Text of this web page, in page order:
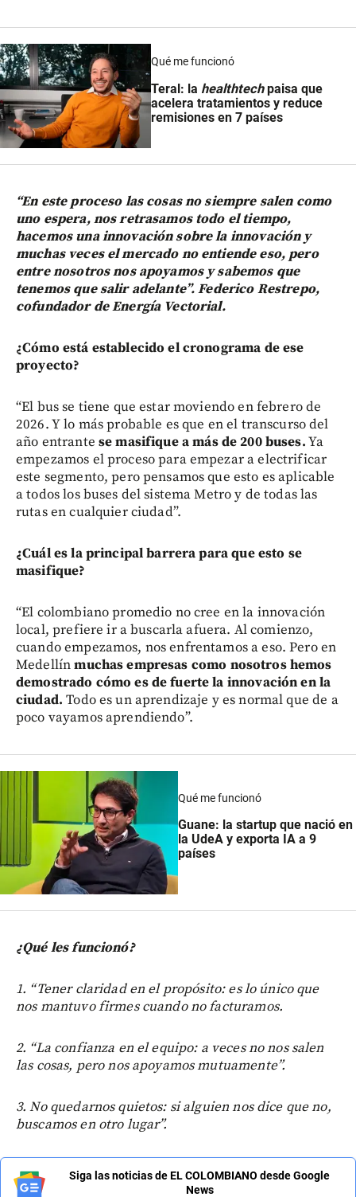
Qué me funcionó
Teral: la healthtechpaisa que
acelera tratamientos y reduce
remisiones en 7 países
“En este proceso las cosas no siempre salen como
uno espera, nos retrasamos todo el tiempo,
hacemos una innovación sobre la innovación y
muchas veces el mercado no entiende eso, pero
entre nosotros nos apoyamos y sabemos que
tenemos que salir adelante”. Federico Restrepo,
cofundador de Energía Vectorial.
¿Cómo está establecido el cronograma de ese
proyecto?
“El bus se tiene que estar moviendo en febrero de
2026. Y lo más probable es que en el transcurso del
año entrante se masifique a más de 200 buses.Ya
empezamos el proceso para empezar a electrificar
este segmento, pero pensamos que esto es aplicable
a todos los buses del sistema Metro y de todas las
rutas en cualquier ciudad”.
¿Cuál es la principal barrera para que esto se
masifique?
“El colombiano promedio no cree en la innovación
local, prefiere ir a buscarla afuera. Al comienzo,
cuando empezamos, nos enfrentamos a eso. Pero en
Medellínmuchas empresas como nosotros hemos
demostrado cómo es de fuerte la innovación en la
ciudad.Todo es un aprendizaje y es normal que de a
poco vayamos aprendiendo”.
Qué me funcionó
Guane: la startup que nació en
la UdeA y exporta IA a 9
países
¿Qué les funcionó?
1. “Tener claridad en el propósito: es lo único que
nos mantuvo firmes cuando no facturamos.
2. “La confianza en el equipo: a veces no nos salen
las cosas, pero nos apoyamos mutuamente”.
3. No quedarnos quietos: si alguien nos dice que no,
buscamos en otro lugar”.
Siga las noticias de EL COLOMBIANO desde Google
News